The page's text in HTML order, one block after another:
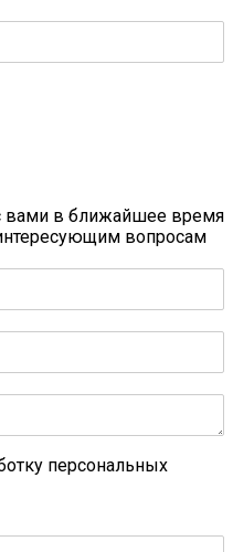
вами в ближайшее время
вопросам
персональных